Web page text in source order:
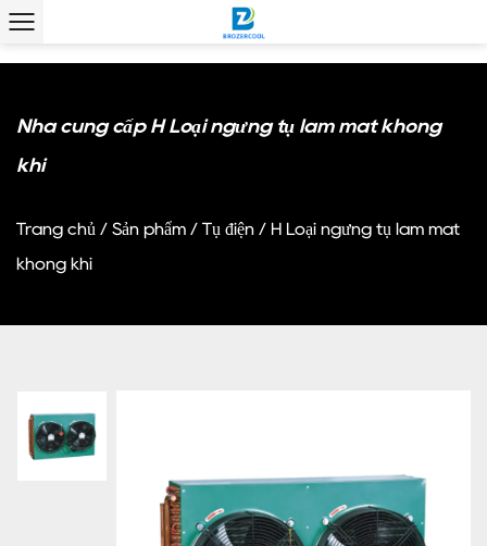
Nhà cung cấp H Loại ngưng tụ làm mát không
khí
Trang chủ / Sản phẩm / Tụ điện / H Loại ngưng tụ làm mát
không khí